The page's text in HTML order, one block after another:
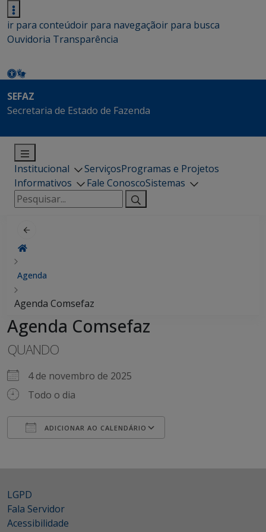
ir para conteúdoir para navegaçãoir para busca
Ouvidoria Transparência
SEFAZ
Secretaria de Estado de Fazenda
Institucional ServiçosProgramas e Projetos
Informativos
Fale ConoscoSistemas
Pesquisar
por:
Agenda
Agenda Comsefaz
Agenda Comsefaz
QUANDO
4 de novembro de 2025
Todo o dia
ADICIONAR AO CALENDÁRIO
LGPD
Fala Servidor
Acessibilidade